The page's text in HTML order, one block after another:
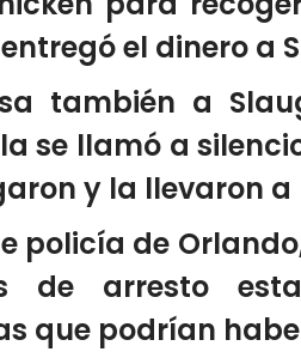
el dinero a
también a
se llamó a
y la llevaron a
policía de
de arresto
que podrían